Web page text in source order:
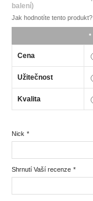
balení)
Jak hodnotíte tento produkt?
*
Cena
Užitečnost
Kvalita
*
Nick
*
Shrnutí Vaší recenze